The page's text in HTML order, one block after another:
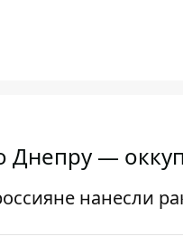
Днепру —
нанесли